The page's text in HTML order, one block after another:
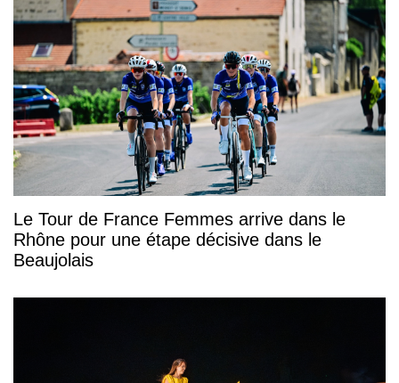
Le Tour de France Femmes arrive dans le
Rhône pour une étape décisive dans le
Beaujolais